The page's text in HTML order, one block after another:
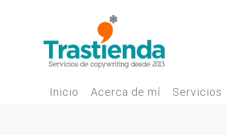
Inicio Acerca de mí Servicios